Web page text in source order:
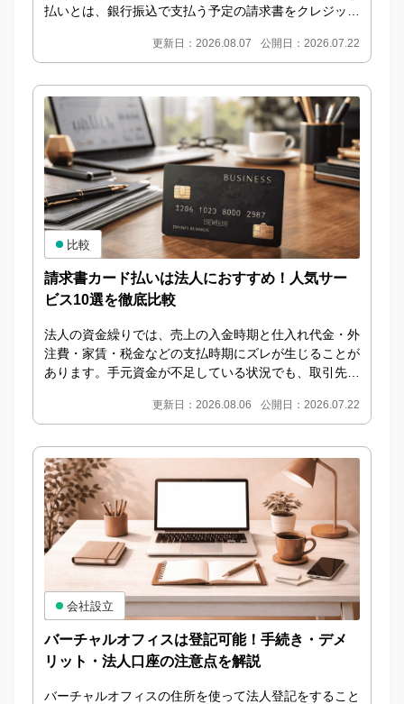
払いとは、銀行振込で支払う予定の請求書をクレジット
更新日：2026.08.07 公開日：2026.07.22
請求書カード払いは法人におすすめ！人気サー
ビス10選を徹底比較
法人の資金繰りでは、売上の入金時期と仕入れ代金・外
注費・家賃・税金などの支払時期にズレが生じることが
あります。手元資金が不足している状況でも、取引先へ
更新日：2026.08.06 公開日：2026.07.22
比較
バーチャルオフィスは登記可能！手続き・デメ
リット・法人口座の注意点を解説
バーチャルオフィスの住所を使って法人登記をすること
会社設立